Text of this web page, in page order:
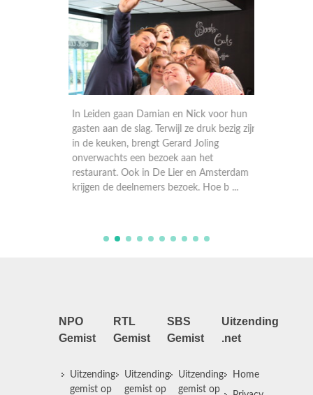
In Leiden gaan Damian en Nick voor hun
gasten aan de slag. Terwijl ze druk bezig zijn
in de keuken, brengt Gerard Joling
onverwachts een bezoek aan het
restaurant. Ook in De Lier en Amsterdam
krijgen de deelnemers bezoek. Hoe b ...
NPO
Gemist
Uitzending
gemist op
RTL
Gemist
Uitzending
gemist op
SBS
Gemist
Uitzending
gemist op
Uitzending
.net
Home